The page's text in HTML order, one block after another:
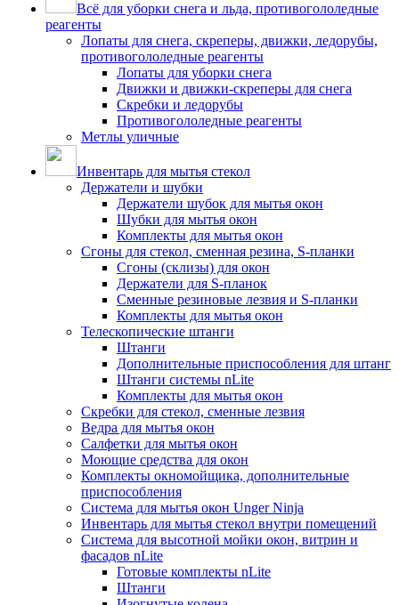
Всё для уборки снега и льда, противогололедные
реагенты
Лопаты для снега, скреперы, движки, ледорубы,
противогололедные реагенты
Лопаты для уборки снега
Движки и движки-скреперы для снега
Скребки и ледорубы
Противогололедные реагенты
Метлы уличные
Инвентарь для мытья стекол
Держатели и шубки
Держатели шубок для мытья окон
Шубки для мытья окон
Комплекты для мытья окон
Сгоны для стекол, сменная резина, S-планки
Сгоны (склизы) для окон
Держатели для S-планок
Сменные резиновые лезвия и S-планки
Комплекты для мытья окон
Телескопические штанги
Штанги
Дополнительные приспособления для штанг
Штанги системы nLite
Комплекты для мытья окон
Скребки для стекол, сменные лезвия
Ведра для мытья окон
Салфетки для мытья окон
Моющие средства для окон
Комплекты окномойщика, дополнительные
приспособления
Система для мытья окон Unger Ninja
Инвентарь для мытья стекол внутри помещений
Система для высотной мойки окон, витрин и
фасадов nLite
Готовые комплекты nLite
Штанги